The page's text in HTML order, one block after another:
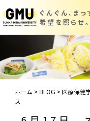
ぐんぐん、まっ
希望を照らせ。
ホーム > BLOG > 医療保健
ス